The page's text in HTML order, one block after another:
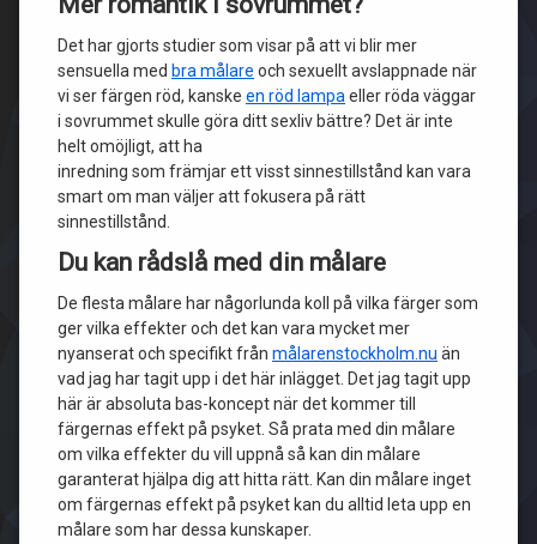
Det har gjorts studier som visar på att vi blir mer
sensuella med bra målare och sexuellt avslappnade när
vi ser färgen röd, kanske en röd lampa eller röda väggar
i sovrummet skulle göra ditt sexliv bättre? Det är inte
helt omöjligt, att ha
inredning som främjar ett visst sinnestillstånd kan vara
smart om man väljer att fokusera på rätt
sinnestillstånd.
Du kan rådslå med din målare
De flesta målare har någorlunda koll på vilka färger som
ger vilka effekter och det kan vara mycket mer
nyanserat och specifikt från målarenstockholm.nu än
vad jag har tagit upp i det här inlägget. Det jag tagit upp
här är absoluta bas-koncept när det kommer till
färgernas effekt på psyket. Så prata med din målare
om vilka effekter du vill uppnå så kan din målare
garanterat hjälpa dig att hitta rätt. Kan din målare inget
om färgernas effekt på psyket kan du alltid leta upp en
målare som har dessa kunskaper.